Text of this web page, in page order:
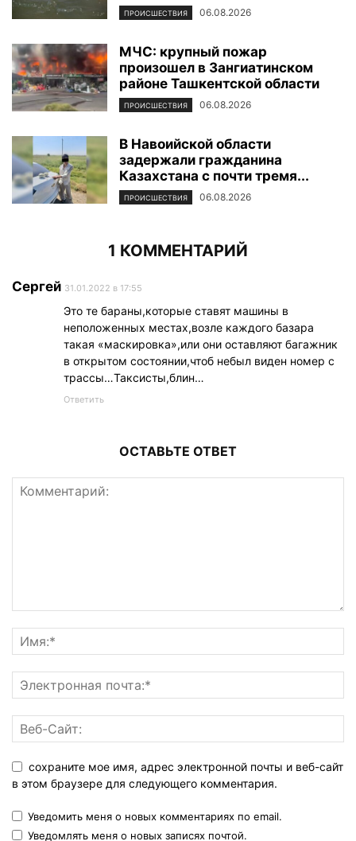
ПРОИСШЕСТВИЯ 06.08.2026
МЧС: крупный пожар
произошел в Зангиатинском
районе Ташкентской области
ПРОИСШЕСТВИЯ 06.08.2026
В Навоийской области
задержали гражданина
Казахстана с почти тремя...
ПРОИСШЕСТВИЯ 06.08.2026
1 КОММЕНТАРИЙ
Сергей 31.01.2022 в 17:55
Это те бараны,которые ставят машины в
неположенных местах,возле каждого базара
такая «маскировка»,или они оставляют багажник
в открытом состоянии,чтоб небыл виден номер с
трассы…Таксисты,блин…
Ответить
ОСТАВЬТЕ ОТВЕТ
сохраните мое имя, адрес электронной почты и веб-сайт
в этом браузере для следующего комментария.
Уведомить меня о новых комментариях по email.
Уведомлять меня о новых записях почтой.